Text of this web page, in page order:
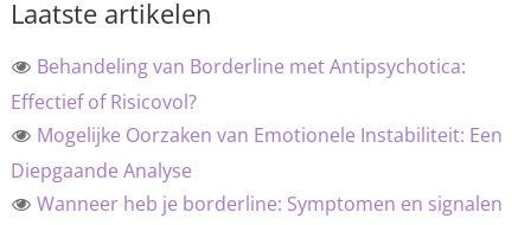
Laatste artikelen
Behandeling van Borderline met Antipsychotica:
Effectief of Risicovol?
Mogelijke Oorzaken van Emotionele Instabiliteit: Een
Diepgaande Analyse
Wanneer heb je borderline: Symptomen en signalen